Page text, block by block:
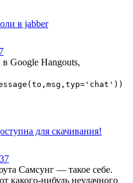
в jabber
Google Hangouts,
для скачивания!
Самсунг — такое себе.
какого-нибудь неудачного